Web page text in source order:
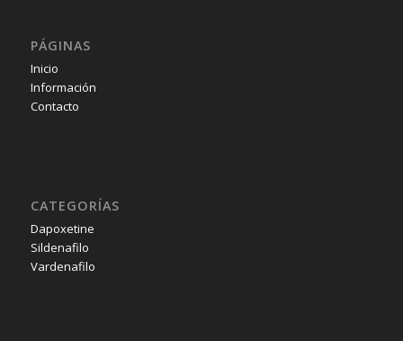
PÁGINAS
Inicio
Información
Contacto
CATEGORÍAS
Dapoxetine
Sildenafilo
Vardenafilo